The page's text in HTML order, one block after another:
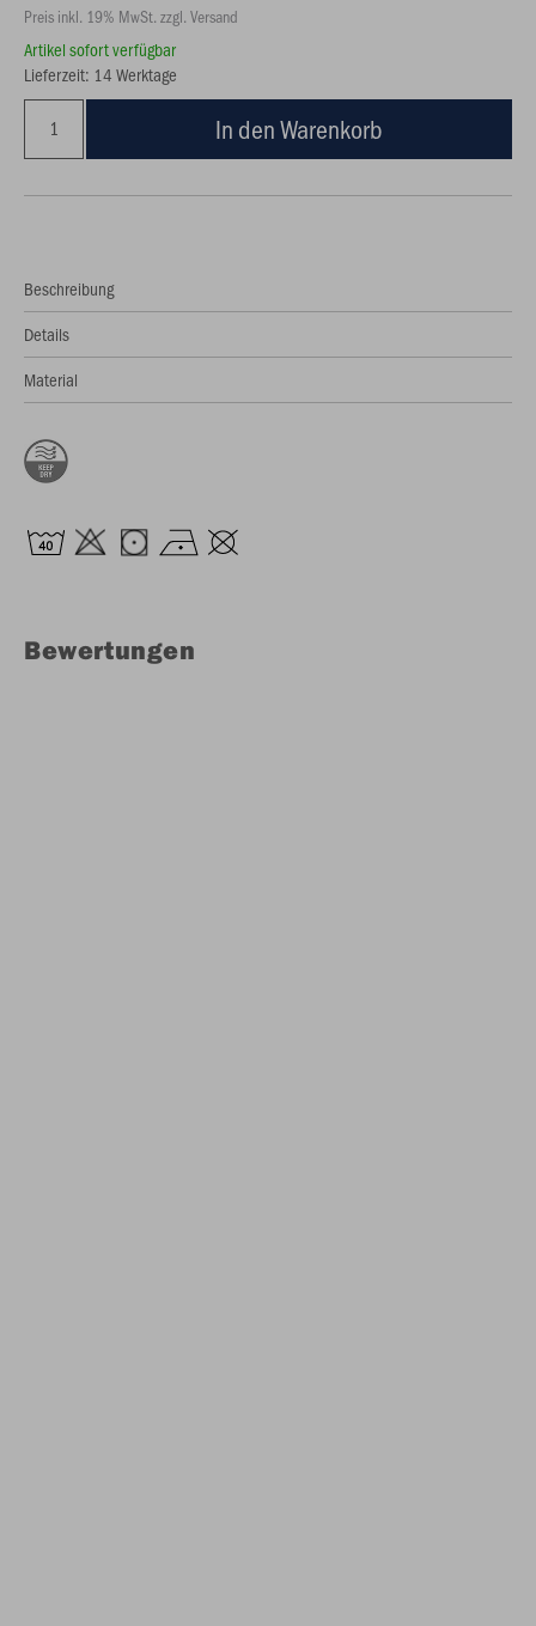
Preis inkl. 19% MwSt. zzgl. Versand
Artikel sofort verfügbar
Lieferzeit: 14 Werktage
In den Warenkorb
Beschreibung
Details
Material
Bewertungen